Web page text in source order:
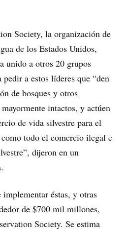
Society, la organización de
de los Estados Unidos,
unido a otros 20 grupos
a estos líderes que “den
de bosques y otros
intactos, y actúen
de vida silvestre para el
todo el comercio ilegal e
dijeron en un
éstas, y otras
de $700 mil millones,
Society. Se estima